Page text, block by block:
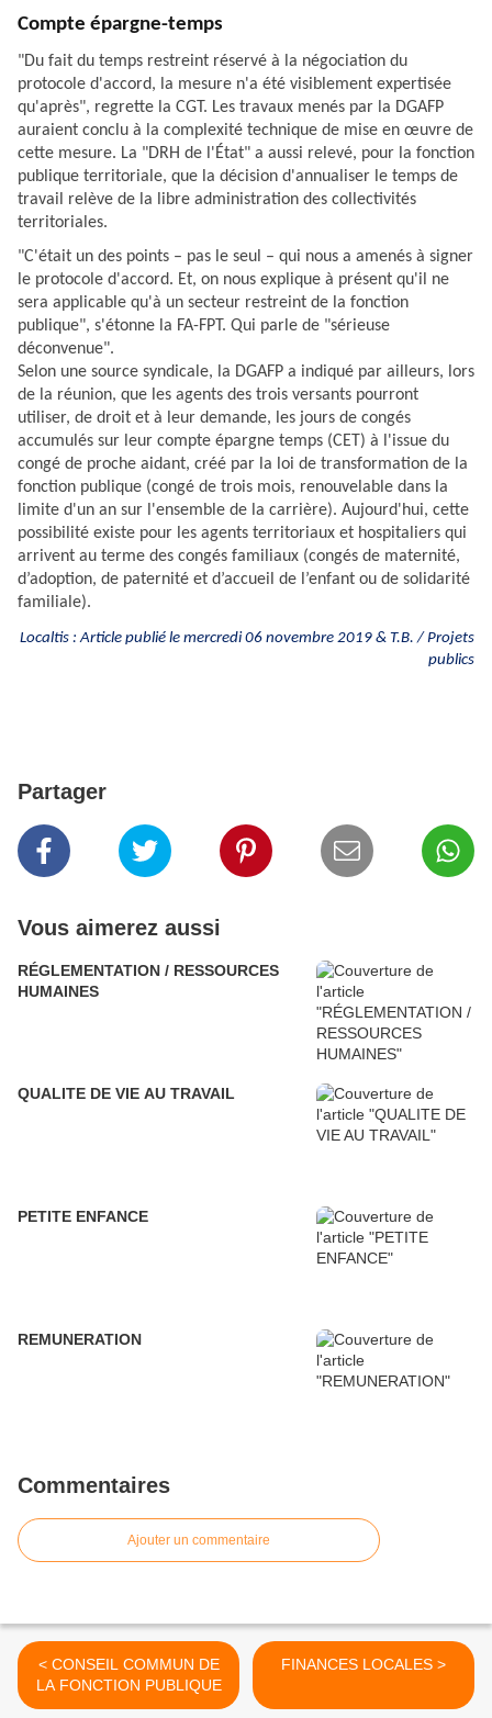
Compte épargne-temps
"Du fait du temps restreint réservé à la négociation du
protocole d'accord, la mesure n'a été visiblement expertisée
qu'après", regrette la CGT. Les travaux menés par la DGAFP
auraient conclu à la complexité technique de mise en œuvre de
cette mesure. La "DRH de l'État" a aussi relevé, pour la fonction
publique territoriale, que la décision d'annualiser le temps de
travail relève de la libre administration des collectivités
territoriales.
"C'était un des points – pas le seul – qui nous a amenés à signer
le protocole d'accord. Et, on nous explique à présent qu'il ne
sera applicable qu'à un secteur restreint de la fonction
publique", s'étonne la FA-FPT. Qui parle de "sérieuse
déconvenue".
Selon une source syndicale, la DGAFP a indiqué par ailleurs, lors
de la réunion, que les agents des trois versants pourront
utiliser, de droit et à leur demande, les jours de congés
accumulés sur leur compte épargne temps (CET) à l'issue du
congé de proche aidant, créé par la loi de transformation de la
fonction publique (congé de trois mois, renouvelable dans la
limite d'un an sur l'ensemble de la carrière). Aujourd'hui, cette
possibilité existe pour les agents territoriaux et hospitaliers qui
arrivent au terme des congés familiaux (congés de maternité,
d’adoption, de paternité et d’accueil de l’enfant ou de solidarité
familiale).
Localtis : Article publié le mercredi 06 novembre 2019 & T.B. / Projets
publics
Partager
Vous aimerez aussi
RÉGLEMENTATION / RESSOURCES
HUMAINES
QUALITE DE VIE AU TRAVAIL
PETITE ENFANCE
REMUNERATION
Commentaires
Ajouter un commentaire
< CONSEIL COMMUN DE
LA FONCTION PUBLIQUE
FINANCES LOCALES >